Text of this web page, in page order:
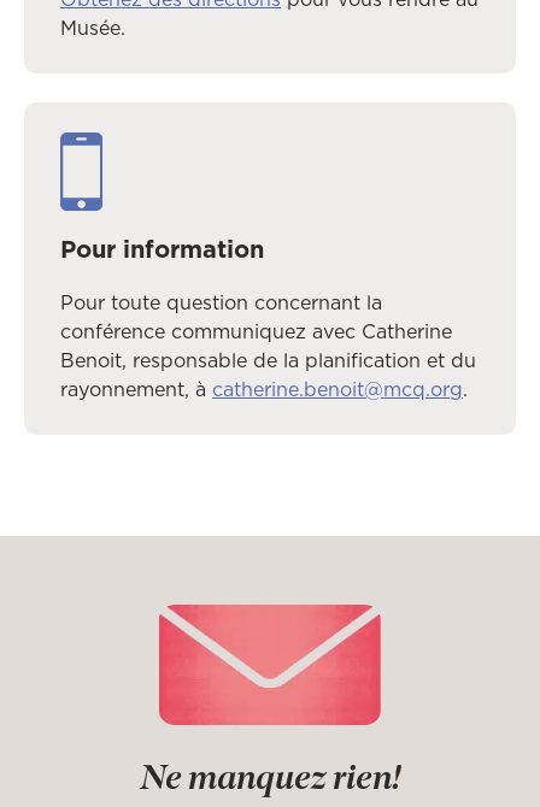
Musée.
Pour information
Pour toute question concernant la
conférence communiquez avec Catherine
Benoit, responsable de la planification et du
rayonnement, à catherine.benoit@mcq.org.
Ne manquez rien!